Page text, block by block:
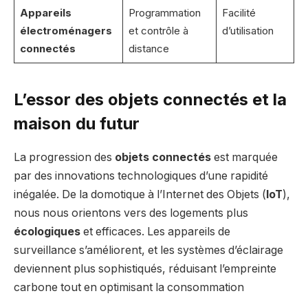
Appareils
électroménagers
connectés
Programmation
et contrôle à
distance
Facilité
d’utilisation
L’essor des objets connectés et la
maison du futur
La progression des objets connectés est marquée
par des innovations technologiques d’une rapidité
inégalée. De la domotique à l’Internet des Objets (IoT),
nous nous orientons vers des logements plus
écologiques et efficaces. Les appareils de
surveillance s’améliorent, et les systèmes d’éclairage
deviennent plus sophistiqués, réduisant l’empreinte
carbone tout en optimisant la consommation